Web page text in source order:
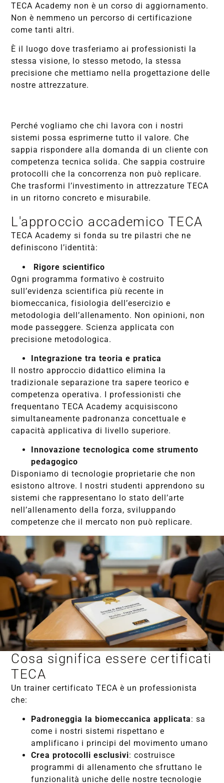
TECA Academy non è un corso di aggiornamento.
Non è nemmeno un percorso di certificazione
come tanti altri.
È il luogo dove trasferiamo ai professionisti la
stessa visione, lo stesso metodo, la stessa
precisione che mettiamo nella progettazione delle
nostre attrezzature.
Perché vogliamo che chi lavora con i nostri
sistemi possa esprimerne tutto il valore. Che
sappia rispondere alla domanda di un cliente con
competenza tecnica solida. Che sappia costruire
protocolli che la concorrenza non può replicare.
Che trasformi l’investimento in attrezzature TECA
in un ritorno concreto e misurabile.
L'approccio accademico TECA
TECA Academy si fonda su tre pilastri che ne
definiscono l’identità:
Rigore scientifico
Ogni programma formativo è costruito
sull’evidenza scientifica più recente in
biomeccanica, fisiologia dell’esercizio e
metodologia dell’allenamento. Non opinioni, non
mode passeggere. Scienza applicata con
precisione metodologica.
Integrazione tra teoria e pratica
Il nostro approccio didattico elimina la
tradizionale separazione tra sapere teorico e
competenza operativa. I professionisti che
frequentano TECA Academy acquisiscono
simultaneamente padronanza concettuale e
capacità applicativa di livello superiore.
Innovazione tecnologica come strumento
pedagogico
Disponiamo di tecnologie proprietarie che non
esistono altrove. I nostri studenti apprendono su
sistemi che rappresentano lo stato dell’arte
nell’allenamento della forza, sviluppando
competenze che il mercato non può replicare.
Cosa significa essere certificati
TECA
Un trainer certificato TECA è un professionista
che:
Padroneggia la biomeccanica applicata: sa
come i nostri sistemi rispettano e
amplificano i principi del movimento umano
Crea protocolli esclusivi: costruisce
programmi di allenamento che sfruttano le
funzionalità uniche delle nostre tecnologie